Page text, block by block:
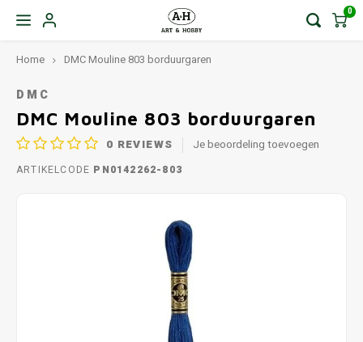
0
Home DMC Mouline 803 borduurgaren
DMC
DMC Mouline 803 borduurgaren
0 REVIEWS Je beoordeling toevoegen
ARTIKELCODE PN0142262-803